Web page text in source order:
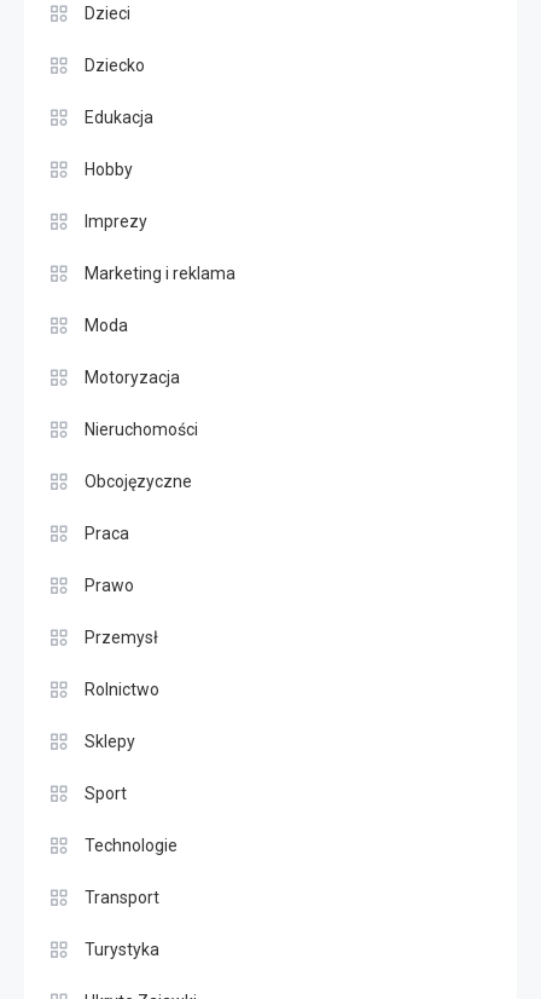
Dzieci
Dziecko
Edukacja
Hobby
Imprezy
Marketing i reklama
Moda
Motoryzacja
Nieruchomości
Obcojęzyczne
Praca
Prawo
Przemysł
Rolnictwo
Sklepy
Sport
Technologie
Transport
Turystyka